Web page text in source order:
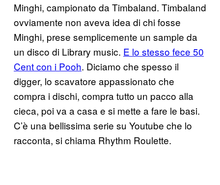
Minghi, campionato da Timbaland. Timbaland
ovviamente non aveva idea di chi fosse
Minghi, prese semplicemente un sample da
un disco di Library music. E lo stesso fece 50
Cent con i Pooh. Diciamo che spesso il
digger, lo scavatore appassionato che
compra i dischi, compra tutto un pacco alla
cieca, poi va a casa e si mette a fare le basi.
C’è una bellissima serie su Youtube che lo
racconta, si chiama Rhythm Roulette.